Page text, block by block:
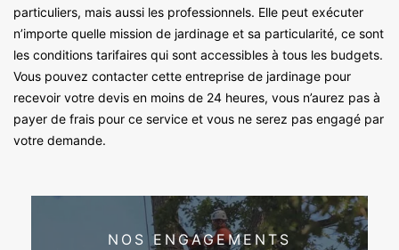
particuliers, mais aussi les professionnels. Elle peut exécuter
n’importe quelle mission de jardinage et sa particularité, ce sont
les conditions tarifaires qui sont accessibles à tous les budgets.
Vous pouvez contacter cette entreprise de jardinage pour
recevoir votre devis en moins de 24 heures, vous n’aurez pas à
payer de frais pour ce service et vous ne serez pas engagé par
votre demande.
NOS ENGAGEMENTS